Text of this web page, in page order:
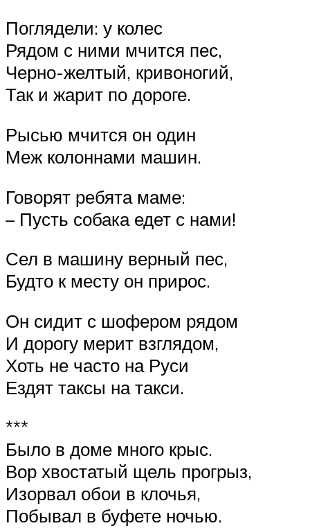
Поглядели: у колес
Рядом с ними мчится пес,
Черно-желтый, кривоногий,
Так и жарит по дороге.
Рысью мчится он один
Меж колоннами машин.
Говорят ребята маме:
– Пусть собака едет с нами!
Сел в машину верный пес,
Будто к месту он прирос.
Он сидит с шофером рядом
И дорогу мерит взглядом,
Хоть не часто на Руси
Ездят таксы на такси.
***
Было в доме много крыс.
Вор хвостатый щель прогрыз,
Изорвал обои в клочья,
Побывал в буфете ночью.